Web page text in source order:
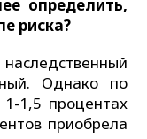
определить,
риска?
Однако по
1,5 процентах
приобрела